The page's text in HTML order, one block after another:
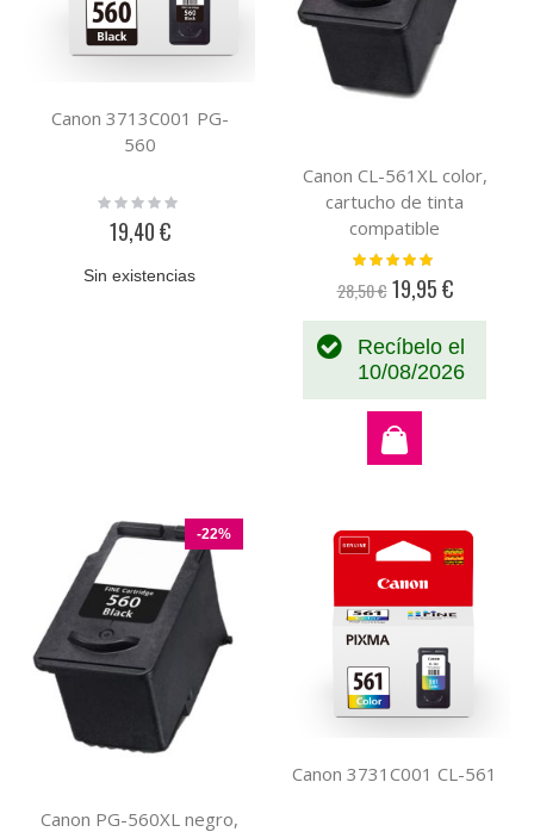
Canon 3713C001 PG-
560
Rating:
19,40 €
Sin existencias
Canon CL-561XL color,
cartucho de tinta
compatible
Valoración:
28,50 € Precio
19,95 €
Recíbelo el
10/08/2026
-22%
Canon PG-560XL negro,
Canon 3731C001 CL-561